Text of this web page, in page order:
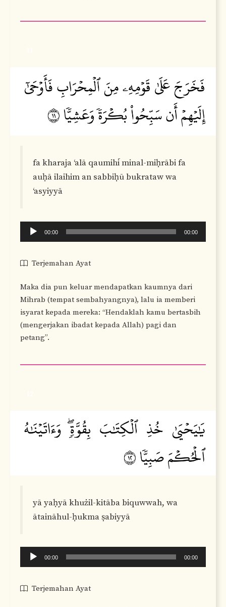
fa kharaja ‘alā qaumihī minal-miḥrābi fa
auḥā ilaihim an sabbiḥū bukrataw wa
‘asyiyyā
Audio
Player
00:00 00:00
Terjemahan Ayat
Maka dia pun keluar mendapatkan kaumnya dari
Mihrab (tempat sembahyangnya), lalu ia memberi
isyarat kepada mereka: “Hendaklah kamu bertasbih
(mengerjakan ibadat kepada Allah) pagi dan
petang”.
yā yaḥyā khużil-kitāba biquwwah, wa
ātaināhul-ḥukma ṣabiyyā
Audio
Player
00:00 00:00
Terjemahan Ayat